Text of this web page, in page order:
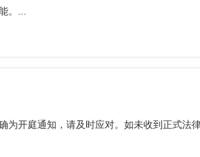
。...
为开庭通知，请及时应对。如未收到正式法